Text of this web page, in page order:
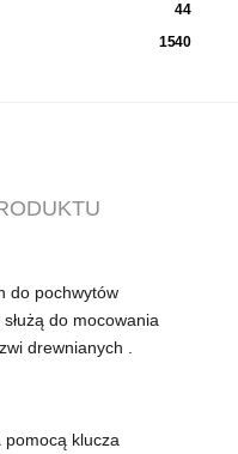
44
1540
do pochwytów
do mocowania
drewnianych .
klucza